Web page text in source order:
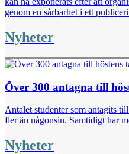
genom en sårbarhet i ett
Nyheter
Över 300 antagna till
Antalet studenter som antagits
fler än någonsin. Samtidigt har
Nyheter